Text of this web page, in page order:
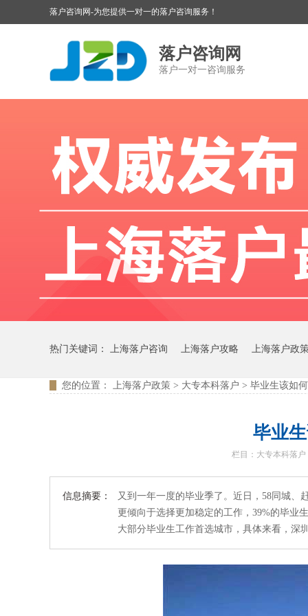
落户咨询网-为您提供一对一的落户咨询服务！
落户咨询网
落户一对一咨询服务
热门关键词： 上海落户咨询 上海落户攻略 上海落户政
您的位置： 上海落户政策 > 大专本科落户 > 毕业生该如
毕业
栏目： 大专本科落户
信息摘要：
又到一年一度的毕业季了。近日，58同城、
更倾向于选择更加稳定的工作，39%的毕业
大部分毕业生工作首选城市，具体来看，深